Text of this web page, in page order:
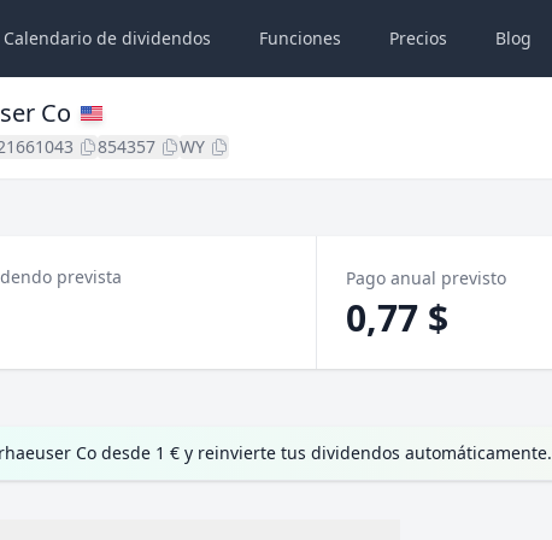
Calendario de dividendos Funciones Precios Blog
Co
854357 WY
prevista Pago anual previsto
0,77 $
Co desde 1 € y reinvierte tus dividendos automáticamente.